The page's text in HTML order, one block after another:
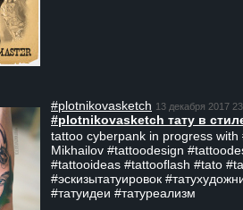
#plotnikovasketch 13 декабря 2017
#plotnikovasketch тату в
tattoo cyberpank in progress
Mikhailov #tattoodesign
#tattooideas #tattooflash #tato
#эскизытатуировок
#татуидеи #татуреализм